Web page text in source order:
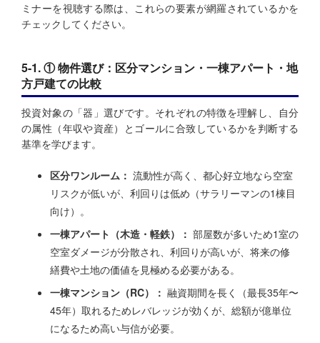
ミナーを視聴する際は、これらの要素が網羅されているかを
チェックしてください。
5-1. ① 物件選び：区分マンション・一棟アパート・地
方戸建ての比較
投資対象の「器」選びです。それぞれの特徴を理解し、自分
の属性（年収や資産）とゴールに合致しているかを判断する
基準を学びます。
区分ワンルーム： 流動性が高く、都心好立地なら空室
リスクが低いが、利回りは低め（サラリーマンの1棟目
向け）。
一棟アパート（木造・軽鉄）： 部屋数が多いため1室の
空室ダメージが分散され、利回りが高いが、将来の修
繕費や土地の価値を見極める必要がある。
一棟マンション（RC）： 融資期間を長く（最長35年〜
45年）取れるためレバレッジが効くが、総額が億単位
になるため高い与信が必要。